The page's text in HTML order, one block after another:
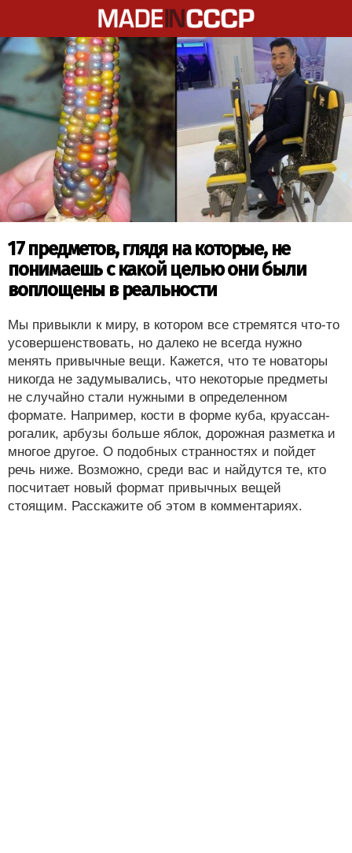
17 предметов, глядя на которые, не
понимаешь с какой целью они были
воплощены в реальности
Мы привыкли к миру, в котором все стремятся что-то
усовершенствовать, но далеко не всегда нужно
менять привычные вещи. Кажется, что те новаторы
никогда не задумывались, что некоторые предметы
не случайно стали нужными в определенном
формате. Например, кости в форме куба, круассан-
рогалик, арбузы больше яблок, дорожная разметка и
многое другое. О подобных странностях и пойдет
речь ниже. Возможно, среди вас и найдутся те, кто
посчитает новый формат привычных вещей
стоящим. Расскажите об этом в комментариях.